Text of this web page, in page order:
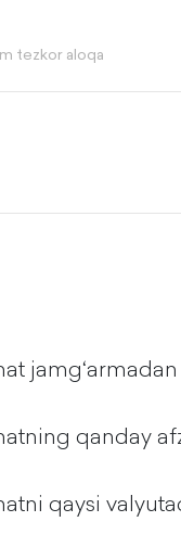
tezkor aloqa
qanday
qaysi